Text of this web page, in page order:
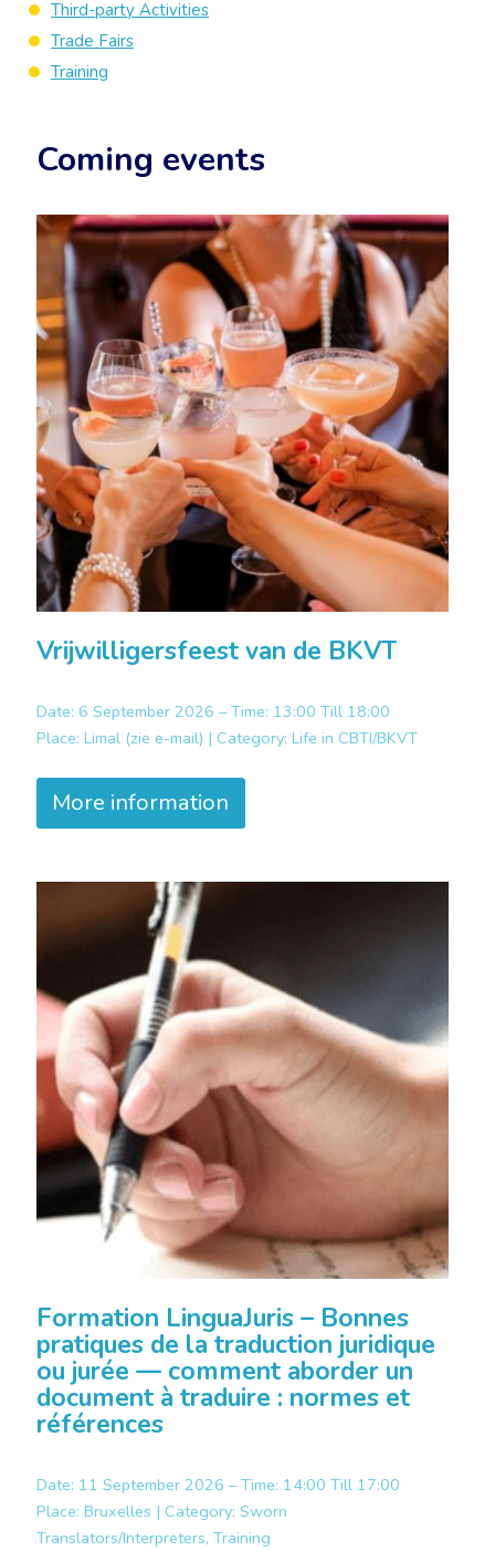
Coming events
Vrijwilligersfeest van de BKVT
Date: 6 September 2026 – Time: 13:00 Till 18:00
Place: Limal (zie e-mail) | Category: Life in CBTI/BKVT
More information
Formation LinguaJuris – Bonnes
pratiques de la traduction juridique
ou jurée — comment aborder un
document à traduire : normes et
références
Date: 11 September 2026 – Time: 14:00 Till 17:00
Place: Bruxelles | Category: Sworn
Translators/Interpreters, Training
Third-party Activities
Trade Fairs
Training